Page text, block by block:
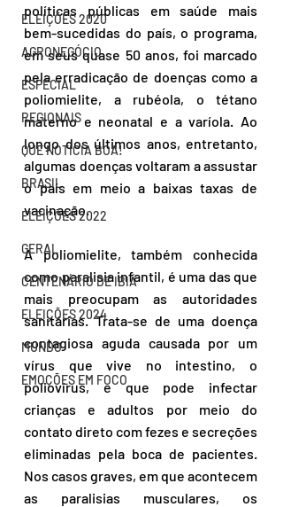
ELEIÇÕES 2020
AGRONEGÓCIO
ESPECIAL
REGIONAIS
QUE NOTÍCIA BOA!
BRASIL
ELEIÇÕES 2022
GERAL
CENTENÁRIO DE IBIÁ
ELEIÇÕES 2024
MUNDO
EMOÇÕES EM FOCO
políticas públicas em saúde mais
bem-sucedidas do país, o programa,
em seus quase 50 anos, foi marcado
pela erradicação de doenças como a
poliomielite, a rubéola, o tétano
materno e neonatal e a varíola. Ao
longo dos últimos anos, entretanto,
algumas doenças voltaram a assustar
o país em meio a baixas taxas de
vacinação.
A poliomielite, também conhecida
como paralisia infantil, é uma das que
mais preocupam as autoridades
sanitárias. Trata-se de uma doença
contagiosa aguda causada por um
vírus que vive no intestino, o
poliovírus, e que pode infectar
crianças e adultos por meio do
contato direto com fezes e secreções
eliminadas pela boca de pacientes.
Nos casos graves, em que acontecem
as paralisias musculares, os